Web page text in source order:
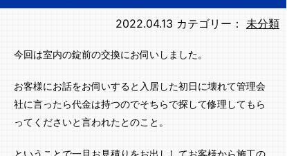
2022.04.13 カテゴリー： 未分類
今回は室内の錠前の交換にお伺いしました。
お客様にお話をお伺いすると入居した初日に壊れて管理会
社に言ったら代金は持つのでそちらで探して修理してもら
ってくださいと言われたとのこと。